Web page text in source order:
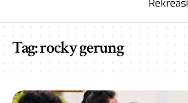
Rekreasi
Tag:rocky gerung